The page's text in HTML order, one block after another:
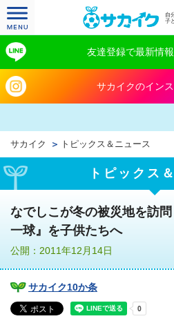
自
子
友達登録で最新情
サカイクのイン
サカイク トピックス＆ニュース
トピックス
なでしこが冬の被災地を訪
一球』を子供たちへ
公開：2011年12月14日
サカイク10か条